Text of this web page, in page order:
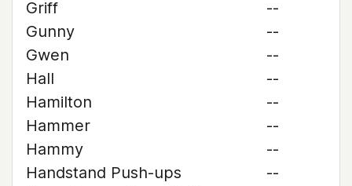
Griff
--
Gunny
--
Gwen
--
Hall
--
Hamilton
--
Hammer
--
Hammy
--
Handstand Push-ups
--